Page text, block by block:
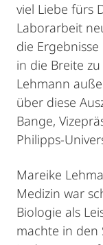
viel Liebe fürs
Laborarbeit
die
in die Breite
Lehmann
über diese
Bange,
Philipps-
Mareike
Medizin war
Biologie als
machte in den